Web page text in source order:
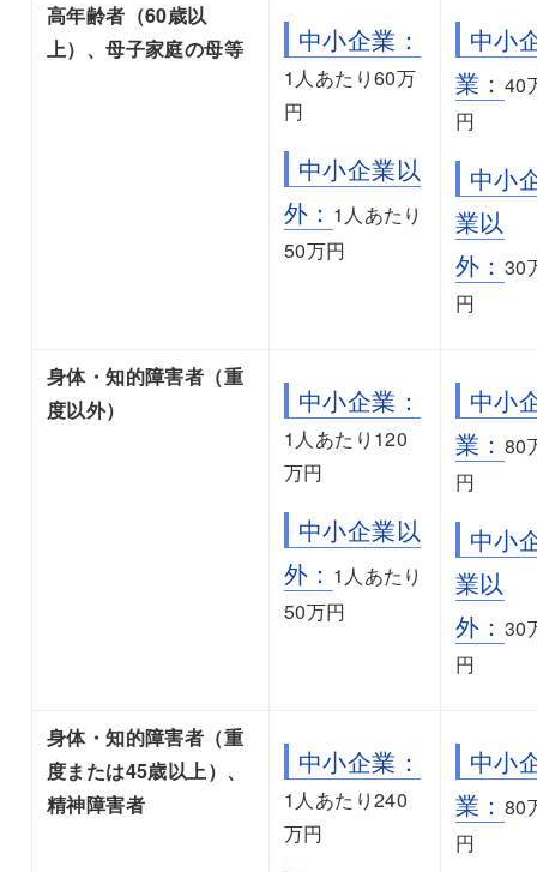
高年齢者（60歳以
上）、母子家庭の母等
中小企業：
1人あたり60万
円
中小企業以
外： 1人あたり
50万円
中小
業： 40
円
中小
業以
外： 30
円
身体・知的障害者（重
度以外）
中小企業：
1人あたり120
万円
中小企業以
外： 1人あたり
50万円
中小
業： 80
円
中小
業以
外： 30
円
身体・知的障害者（重
度または45歳以上）、
精神障害者
中小企業：
1人あたり240
万円
中小
業： 80
円